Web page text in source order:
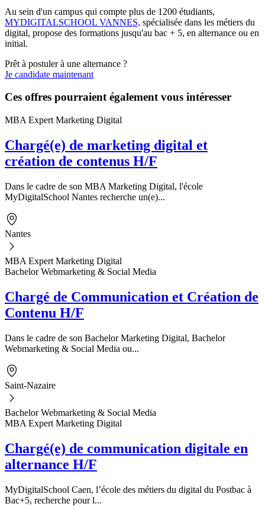
Au sein d'un campus qui compte plus de 1200 étudiants,
MYDIGITALSCHOOL VANNES, spécialisée dans les métiers du
digital, propose des formations jusqu'au bac + 5, en alternance ou en
initial.
Prêt à postuler à une alternance ?
Je candidate maintenant
Ces offres pourraient également vous intéresser
MBA Expert Marketing Digital
Chargé(e) de marketing digital et
création de contenus H/F
Dans le cadre de son MBA Marketing Digital, l'école
MyDigitalSchool Nantes recherche un(e)...
Nantes
MBA Expert Marketing Digital
Bachelor Webmarketing & Social Media
Chargé de Communication et Création de
Contenu H/F
Dans le cadre de son Bachelor Marketing Digital, Bachelor
Webmarketing & Social Media ou...
Saint-Nazaire
Bachelor Webmarketing & Social Media
MBA Expert Marketing Digital
Chargé(e) de communication digitale en
alternance H/F
MyDigitalSchool Caen, l’école des métiers du digital du Postbac à
Bac+5, recherche pour l...